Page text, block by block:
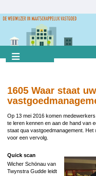
naar
gaan
1605 Waar staat
Op 13 mei 2016 komen
te leren kennen en aan de hand van
staat qua vastgoedmanagement.
voor een vervolg.
Quick scan
Wicher Schönau van
Twynstra Gudde leidt